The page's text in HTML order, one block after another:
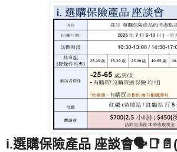
i.選購保險產品 座談會